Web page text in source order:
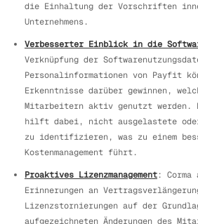
die Einhaltung der Vorschriften
Unternehmens.
Verbesserter Einblick in die
Verknüpfung der
Personalinformationen von Payfit
Erkenntnisse darüber gewinnen,
Mitarbeitern aktiv genutzt werden.
hilft dabei, nicht ausgelastete
zu identifizieren, was zu einem
Kostenmanagement führt.
Proaktives Lizenzmanagement:
Erinnerungen an
Lizenzstornierungen auf der
aufgezeichneten Änderungen des